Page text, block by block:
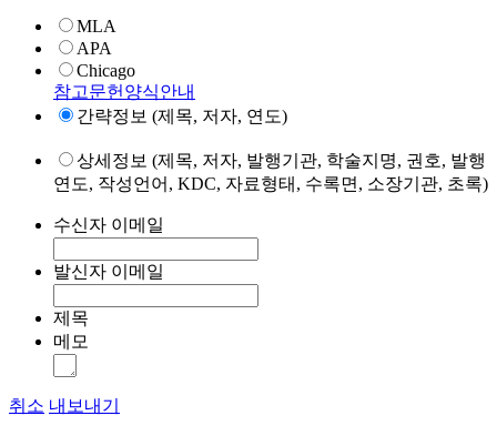
MLA
APA
Chicago
참고문헌양식안내
간략정보 (제목, 저자, 연도)
상세정보 (제목, 저자, 발행기관, 학술지명, 권호, 발행
연도, 작성언어, KDC, 자료형태, 수록면, 소장기관, 초록)
수신자 이메일
발신자 이메일
제목
메모
취소 내보내기